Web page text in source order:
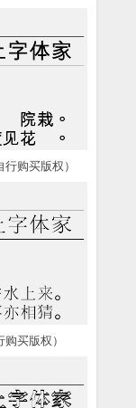
购买版权）
买版权）